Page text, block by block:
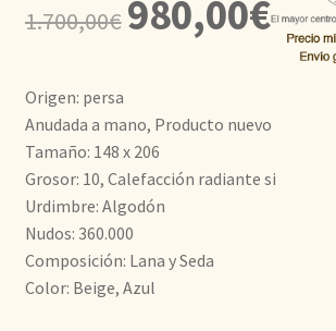
1.700,00€
precio
era:
1.700,00€.
980,00€ precio
es:
Origen: persa
Anudada a mano, Producto nuevo
Tamaño: 148 x 206
Grosor: 10, Calefacción radiante si
Urdimbre: Algodón
Nudos: 360.000
Composición: Lana y Seda
Color: Beige, Azul